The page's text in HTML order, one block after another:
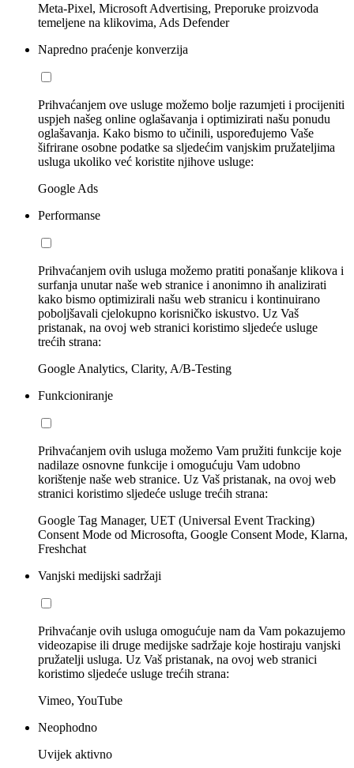
Meta-Pixel, Microsoft Advertising, Preporuke proizvoda
temeljene na klikovima, Ads Defender
Napredno praćenje konverzija
Prihvaćanjem ove usluge možemo bolje razumjeti i procijeniti
uspjeh našeg online oglašavanja i optimizirati našu ponudu
oglašavanja. Kako bismo to učinili, uspoređujemo Vaše
šifrirane osobne podatke sa sljedećim vanjskim pružateljima
usluga ukoliko već koristite njihove usluge:
Google Ads
Performanse
Prihvaćanjem ovih usluga možemo pratiti ponašanje klikova i
surfanja unutar naše web stranice i anonimno ih analizirati
kako bismo optimizirali našu web stranicu i kontinuirano
poboljšavali cjelokupno korisničko iskustvo. Uz Vaš
pristanak, na ovoj web stranici koristimo sljedeće usluge
trećih strana:
Google Analytics, Clarity, A/B-Testing
Funkcioniranje
Prihvaćanjem ovih usluga možemo Vam pružiti funkcije koje
nadilaze osnovne funkcije i omogućuju Vam udobno
korištenje naše web stranice. Uz Vaš pristanak, na ovoj web
stranici koristimo sljedeće usluge trećih strana:
Google Tag Manager, UET (Universal Event Tracking)
Consent Mode od Microsofta, Google Consent Mode, Klarna,
Freshchat
Vanjski medijski sadržaji
Prihvaćanje ovih usluga omogućuje nam da Vam pokazujemo
videozapise ili druge medijske sadržaje koje hostiraju vanjski
pružatelji usluga. Uz Vaš pristanak, na ovoj web stranici
koristimo sljedeće usluge trećih strana:
Vimeo, YouTube
Neophodno
Uvijek aktivno